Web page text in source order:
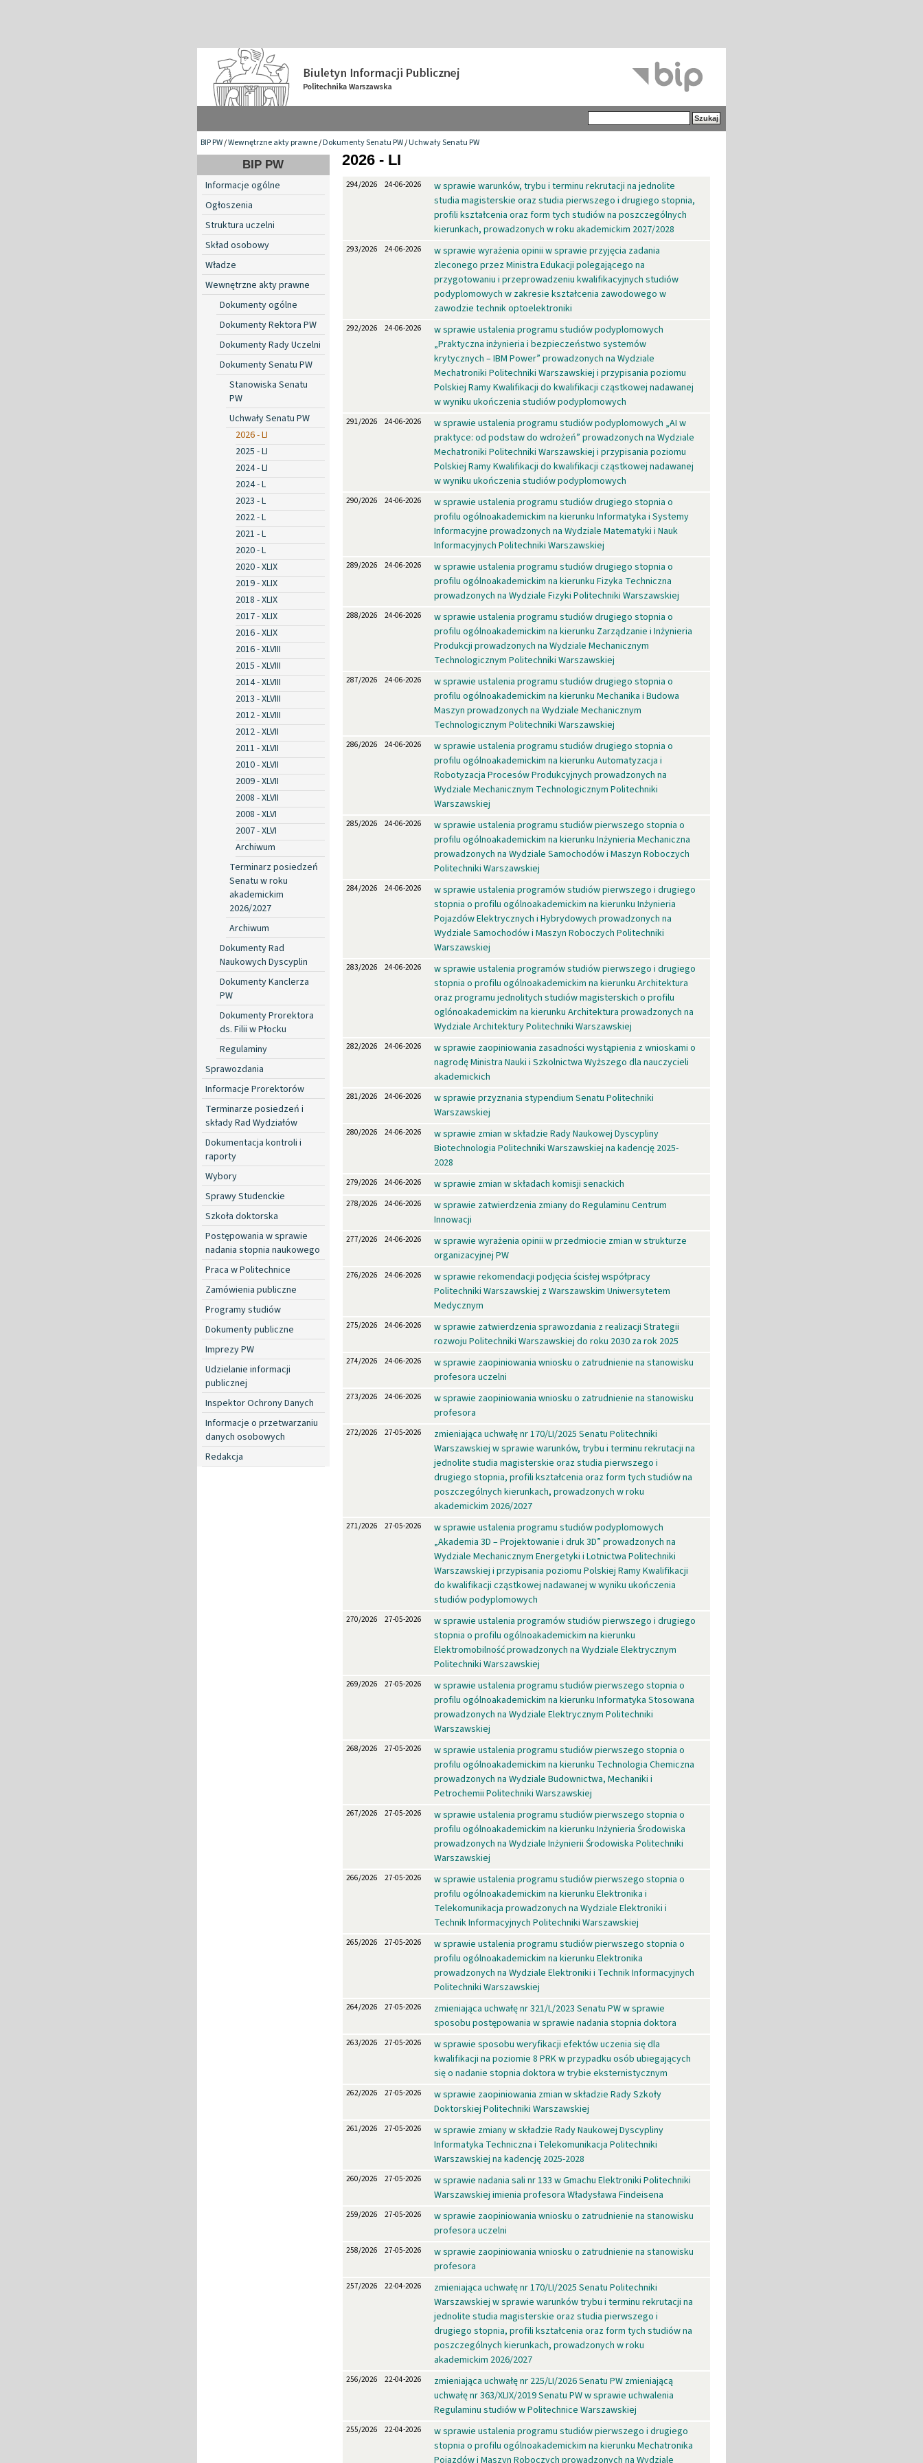
BIP PW/Wewnętrzne akty prawne/Dokumenty Senatu PW/Uchwały Senatu PW
BIP PW
Informacje ogólne
Ogłoszenia
Struktura uczelni
Skład osobowy
Władze
Wewnętrzne akty prawne
Dokumenty ogólne
Dokumenty Rektora PW
Dokumenty Rady Uczelni
Dokumenty Senatu PW
Stanowiska Senatu
PW
Uchwały Senatu PW
2026 - LI
2025 - LI
2024 - LI
2024 - L
2023 - L
2022 - L
2021 - L
2020 - L
2020 - XLIX
2019 - XLIX
2018 - XLIX
2017 - XLIX
2016 - XLIX
2016 - XLVIII
2015 - XLVIII
2014 - XLVIII
2013 - XLVIII
2012 - XLVIII
2012 - XLVII
2011 - XLVII
2010 - XLVII
2009 - XLVII
2008 - XLVII
2008 - XLVI
2007 - XLVI
Archiwum
Terminarz posiedzeń
Senatu w roku
akademickim
2026/2027
Archiwum
Dokumenty Rad
Naukowych Dyscyplin
Dokumenty Kanclerza
PW
Dokumenty Prorektora
ds. Filii w Płocku
Regulaminy
Sprawozdania
Informacje Prorektorów
Terminarze posiedzeń i
składy Rad Wydziałów
Dokumentacja kontroli i
raporty
Wybory
Sprawy Studenckie
Szkoła doktorska
Postępowania w sprawie
nadania stopnia naukowego
Praca w Politechnice
Zamówienia publiczne
Programy studiów
Dokumenty publiczne
Imprezy PW
Udzielanie informacji
publicznej
Inspektor Ochrony Danych
Informacje o przetwarzaniu
danych osobowych
Redakcja
2026 - LI
294/2026 24-06-2026
w sprawie warunków, trybu i terminu rekrutacji na jednolite
studia magisterskie oraz studia pierwszego i drugiego stopnia,
profili kształcenia oraz form tych studiów na poszczególnych
kierunkach, prowadzonych w roku akademickim 2027/2028
293/2026 24-06-2026
w sprawie wyrażenia opinii w sprawie przyjęcia zadania
zleconego przez Ministra Edukacji polegającego na
przygotowaniu i przeprowadzeniu kwalifikacyjnych studiów
podyplomowych w zakresie kształcenia zawodowego w
zawodzie technik optoelektroniki
292/2026 24-06-2026
w sprawie ustalenia programu studiów podyplomowych
„Praktyczna inżynieria i bezpieczeństwo systemów
krytycznych – IBM Power” prowadzonych na Wydziale
Mechatroniki Politechniki Warszawskiej i przypisania poziomu
Polskiej Ramy Kwalifikacji do kwalifikacji cząstkowej nadawanej
w wyniku ukończenia studiów podyplomowych
291/2026 24-06-2026
w sprawie ustalenia programu studiów podyplomowych „AI w
praktyce: od podstaw do wdrożeń” prowadzonych na Wydziale
Mechatroniki Politechniki Warszawskiej i przypisania poziomu
Polskiej Ramy Kwalifikacji do kwalifikacji cząstkowej nadawanej
w wyniku ukończenia studiów podyplomowych
290/2026 24-06-2026
w sprawie ustalenia programu studiów drugiego stopnia o
profilu ogólnoakademickim na kierunku Informatyka i Systemy
Informacyjne prowadzonych na Wydziale Matematyki i Nauk
Informacyjnych Politechniki Warszawskiej
289/2026 24-06-2026
w sprawie ustalenia programu studiów drugiego stopnia o
profilu ogólnoakademickim na kierunku Fizyka Techniczna
prowadzonych na Wydziale Fizyki Politechniki Warszawskiej
288/2026 24-06-2026
w sprawie ustalenia programu studiów drugiego stopnia o
profilu ogólnoakademickim na kierunku Zarządzanie i Inżynieria
Produkcji prowadzonych na Wydziale Mechanicznym
Technologicznym Politechniki Warszawskiej
287/2026 24-06-2026
w sprawie ustalenia programu studiów drugiego stopnia o
profilu ogólnoakademickim na kierunku Mechanika i Budowa
Maszyn prowadzonych na Wydziale Mechanicznym
Technologicznym Politechniki Warszawskiej
286/2026 24-06-2026
w sprawie ustalenia programu studiów drugiego stopnia o
profilu ogólnoakademickim na kierunku Automatyzacja i
Robotyzacja Procesów Produkcyjnych prowadzonych na
Wydziale Mechanicznym Technologicznym Politechniki
Warszawskiej
285/2026 24-06-2026
w sprawie ustalenia programu studiów pierwszego stopnia o
profilu ogólnoakademickim na kierunku Inżynieria Mechaniczna
prowadzonych na Wydziale Samochodów i Maszyn Roboczych
Politechniki Warszawskiej
284/2026 24-06-2026
w sprawie ustalenia programów studiów pierwszego i drugiego
stopnia o profilu ogólnoakademickim na kierunku Inżynieria
Pojazdów Elektrycznych i Hybrydowych prowadzonych na
Wydziale Samochodów i Maszyn Roboczych Politechniki
Warszawskiej
283/2026 24-06-2026
w sprawie ustalenia programów studiów pierwszego i drugiego
stopnia o profilu ogólnoakademickim na kierunku Architektura
oraz programu jednolitych studiów magisterskich o profilu
oglónoakademickim na kierunku Architektura prowadzonych na
Wydziale Architektury Politechniki Warszawskiej
282/2026 24-06-2026
w sprawie zaopiniowania zasadności wystąpienia z wnioskami o
nagrodę Ministra Nauki i Szkolnictwa Wyższego dla nauczycieli
akademickich
281/2026 24-06-2026
w sprawie przyznania stypendium Senatu Politechniki
Warszawskiej
280/2026 24-06-2026
w sprawie zmian w składzie Rady Naukowej Dyscypliny
Biotechnologia Politechniki Warszawskiej na kadencję 2025-
2028
279/2026 24-06-2026 w sprawie zmian w składach komisji senackich
278/2026 24-06-2026
w sprawie zatwierdzenia zmiany do Regulaminu Centrum
Innowacji
277/2026 24-06-2026
w sprawie wyrażenia opinii w przedmiocie zmian w strukturze
organizacyjnej PW
276/2026 24-06-2026
w sprawie rekomendacji podjęcia ścisłej współpracy
Politechniki Warszawskiej z Warszawskim Uniwersytetem
Medycznym
275/2026 24-06-2026
w sprawie zatwierdzenia sprawozdania z realizacji Strategii
rozwoju Politechniki Warszawskiej do roku 2030 za rok 2025
274/2026 24-06-2026
w sprawie zaopiniowania wniosku o zatrudnienie na stanowisku
profesora uczelni
273/2026 24-06-2026
w sprawie zaopiniowania wniosku o zatrudnienie na stanowisku
profesora
272/2026 27-05-2026
zmieniająca uchwałę nr 170/LI/2025 Senatu Politechniki
Warszawskiej w sprawie warunków, trybu i terminu rekrutacji na
jednolite studia magisterskie oraz studia pierwszego i
drugiego stopnia, profili kształcenia oraz form tych studiów na
poszczególnych kierunkach, prowadzonych w roku
akademickim 2026/2027
271/2026 27-05-2026
w sprawie ustalenia programu studiów podyplomowych
„Akademia 3D – Projektowanie i druk 3D” prowadzonych na
Wydziale Mechanicznym Energetyki i Lotnictwa Politechniki
Warszawskiej i przypisania poziomu Polskiej Ramy Kwalifikacji
do kwalifikacji cząstkowej nadawanej w wyniku ukończenia
studiów podyplomowych
270/2026 27-05-2026
w sprawie ustalenia programów studiów pierwszego i drugiego
stopnia o profilu ogólnoakademickim na kierunku
Elektromobilność prowadzonych na Wydziale Elektrycznym
Politechniki Warszawskiej
269/2026 27-05-2026
w sprawie ustalenia programu studiów pierwszego stopnia o
profilu ogólnoakademickim na kierunku Informatyka Stosowana
prowadzonych na Wydziale Elektrycznym Politechniki
Warszawskiej
268/2026 27-05-2026
w sprawie ustalenia programu studiów pierwszego stopnia o
profilu ogólnoakademickim na kierunku Technologia Chemiczna
prowadzonych na Wydziale Budownictwa, Mechaniki i
Petrochemii Politechniki Warszawskiej
267/2026 27-05-2026
w sprawie ustalenia programu studiów pierwszego stopnia o
profilu ogólnoakademickim na kierunku Inżynieria Środowiska
prowadzonych na Wydziale Inżynierii Środowiska Politechniki
Warszawskiej
266/2026 27-05-2026
w sprawie ustalenia programu studiów pierwszego stopnia o
profilu ogólnoakademickim na kierunku Elektronika i
Telekomunikacja prowadzonych na Wydziale Elektroniki i
Technik Informacyjnych Politechniki Warszawskiej
265/2026 27-05-2026
w sprawie ustalenia programu studiów pierwszego stopnia o
profilu ogólnoakademickim na kierunku Elektronika
prowadzonych na Wydziale Elektroniki i Technik Informacyjnych
Politechniki Warszawskiej
264/2026 27-05-2026
zmieniająca uchwałę nr 321/L/2023 Senatu PW w sprawie
sposobu postępowania w sprawie nadania stopnia doktora
263/2026 27-05-2026
w sprawie sposobu weryfikacji efektów uczenia się dla
kwalifikacji na poziomie 8 PRK w przypadku osób ubiegających
się o nadanie stopnia doktora w trybie eksternistycznym
262/2026 27-05-2026
w sprawie zaopiniowania zmian w składzie Rady Szkoły
Doktorskiej Politechniki Warszawskiej
261/2026 27-05-2026
w sprawie zmiany w składzie Rady Naukowej Dyscypliny
Informatyka Techniczna i Telekomunikacja Politechniki
Warszawskiej na kadencję 2025-2028
260/2026 27-05-2026
w sprawie nadania sali nr 133 w Gmachu Elektroniki Politechniki
Warszawskiej imienia profesora Władysława Findeisena
259/2026 27-05-2026
w sprawie zaopiniowania wniosku o zatrudnienie na stanowisku
profesora uczelni
258/2026 27-05-2026
w sprawie zaopiniowania wniosku o zatrudnienie na stanowisku
profesora
257/2026 22-04-2026
zmieniająca uchwałę nr 170/LI/2025 Senatu Politechniki
Warszawskiej w sprawie warunków trybu i terminu rekrutacji na
jednolite studia magisterskie oraz studia pierwszego i
drugiego stopnia, profili kształcenia oraz form tych studiów na
poszczególnych kierunkach, prowadzonych w roku
akademickim 2026/2027
256/2026 22-04-2026
zmieniająca uchwałę nr 225/LI/2026 Senatu PW zmieniającą
uchwałę nr 363/XLIX/2019 Senatu PW w sprawie uchwalenia
Regulaminu studiów w Politechnice Warszawskiej
255/2026 22-04-2026
w sprawie ustalenia programu studiów pierwszego i drugiego
stopnia o profilu ogólnoakademickim na kierunku Mechatronika
Pojazdów i Maszyn Roboczych prowadzonych na Wydziale